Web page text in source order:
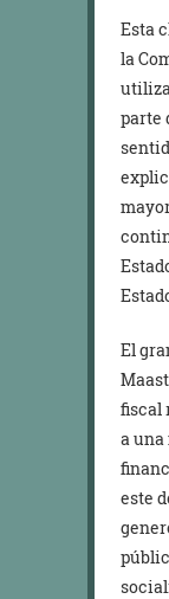
Esta
la
parte
El
fiscal
a
este